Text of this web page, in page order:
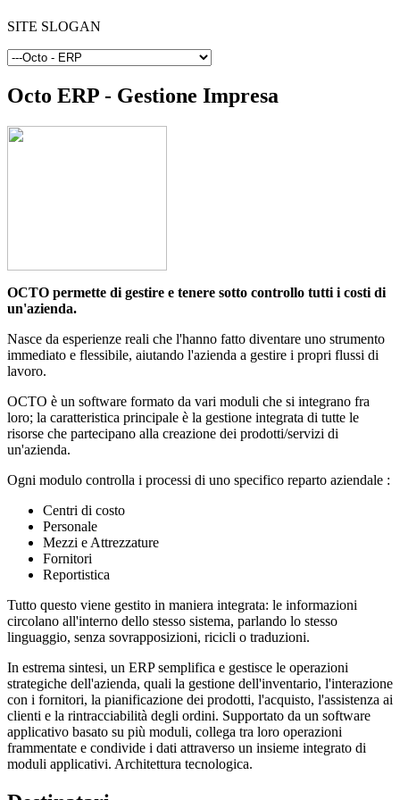
SITE SLOGAN
Octo ERP - Gestione Impresa
OCTO permette di gestire e tenere sotto controllo tutti i costi di
un'azienda.
Nasce da esperienze reali che l'hanno fatto diventare uno strumento
immediato e flessibile, aiutando l'azienda a gestire i propri flussi di
lavoro.
OCTO è un software formato da vari moduli che si integrano fra
loro; la caratteristica principale è la gestione integrata di tutte le
risorse che partecipano alla creazione dei prodotti/servizi di
un'azienda.
Ogni modulo controlla i processi di uno specifico reparto aziendale :
Centri di costo
Personale
Mezzi e Attrezzature
Fornitori
Reportistica
Tutto questo viene gestito in maniera integrata: le informazioni
circolano all'interno dello stesso sistema, parlando lo stesso
linguaggio, senza sovrapposizioni, ricicli o traduzioni.
In estrema sintesi, un ERP semplifica e gestisce le operazioni
strategiche dell'azienda, quali la gestione dell'inventario, l'interazione
con i fornitori, la pianificazione dei prodotti, l'acquisto, l'assistenza ai
clienti e la rintracciabilità degli ordini. Supportato da un software
applicativo basato su più moduli, collega tra loro operazioni
frammentate e condivide i dati attraverso un insieme integrato di
moduli applicativi. Architettura tecnologica.